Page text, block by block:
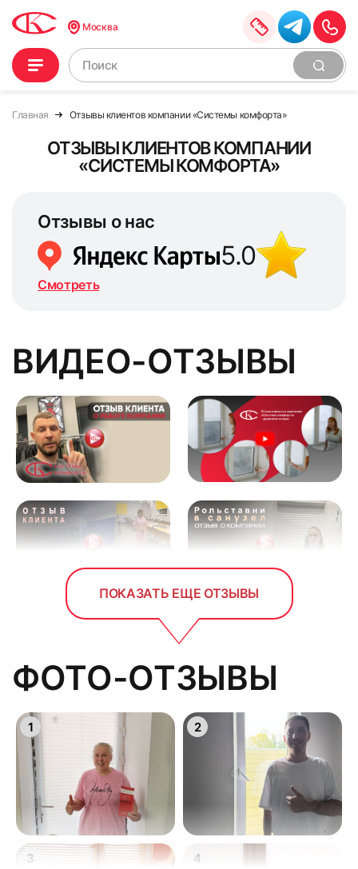
Москва
Главная Отзывы клиентов компании «Системы комфорта»
ОТЗЫВЫ КЛИЕНТОВ КОМПАНИИ
«СИСТЕМЫ КОМФОРТА»
Отзывы о нас
5.0
Смотреть
ВИДЕО-ОТЗЫВЫ
ПОКАЗАТЬ ЕЩЕ ОТЗЫВЫ
ФОТО-ОТЗЫВЫ
1 2
3 4